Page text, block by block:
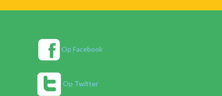
Op Facebook
Op Twitter